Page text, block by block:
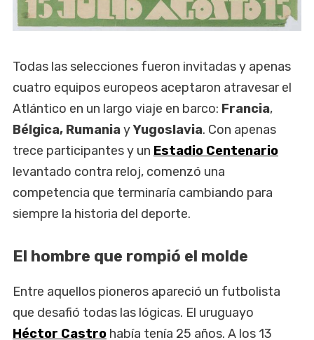
Todas las selecciones fueron invitadas y apenas
cuatro equipos europeos aceptaron atravesar el
Atlántico en un largo viaje en barco: Francia,
Bélgica, RumaniayYugoslavia. Con apenas
trece participantes y un Estadio Centenario
levantado contra reloj, comenzó una
competencia que terminaría cambiando para
siempre la historia del deporte.
El hombre que rompió el molde
Entre aquellos pioneros apareció un futbolista
que desafió todas las lógicas. El uruguayo
Héctor Castro había tenía 25 años. A los 13